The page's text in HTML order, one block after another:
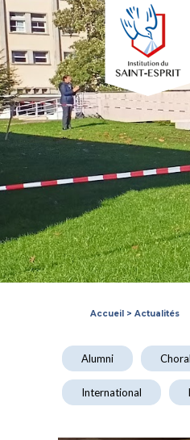
Accueil > Actualités
Alumni
International